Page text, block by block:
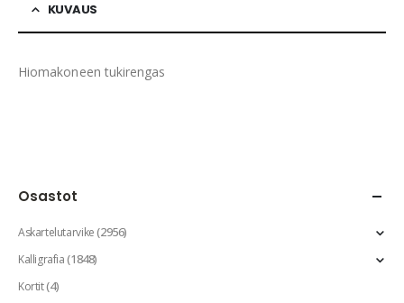
KUVAUS
Hiomakoneen tukirengas
Osastot
Askartelutarvike(2956)
Kalligrafia(1848)
Kortit(4)